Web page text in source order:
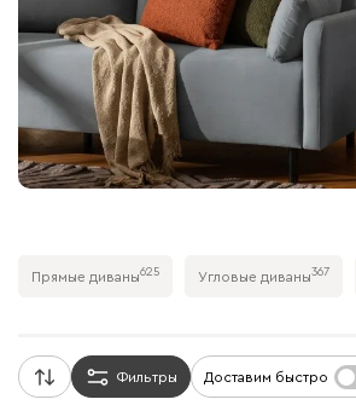
Прямые диваны625 Угловые диваны367
Фильтры Доставим быстро